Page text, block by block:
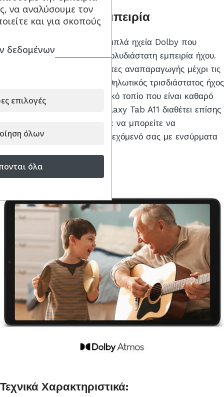
Πλούσια ηχητική εμπειρία
Το Galaxy Tab A11 διαθέτει διπλά ηχεία Dolby που
προσφέρουν μια πλούσια, πολυδιάστατη εμπειρία ήχου.
Από τις αγαπημένες σας λίστες αναπαραγωγής μέχρι τις
πιο πρόσφατες ταινίες, ο καθηλωτικός τρισδιάστατος ήχος
σας παρασύρει σε ένα ηχητικό τοπίο που είναι καθαρό
και βαθιά καθηλωτικό. Το Galaxy Tab A11 διαθέτει επίσης
υποδοχή ήχου 3,5 mm, ώστε να μπορείτε να
απολαμβάνετε άνετα το περιεχόμενό σας με ενσύρματα
Τεχνικά Χαρακτηριστικά:
να αναλύσουμε τον
και για σκοπούς
δεδομένων
επιλογές
όλων
όλα